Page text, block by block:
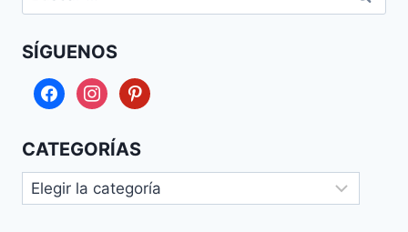
SÍGUENOS
facebookinstagrampinterest
CATEGORÍAS
Categorías